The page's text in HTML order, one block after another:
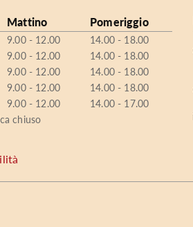
Mattino Pomeriggio
9.00 - 12.00
14.00 - 18.00
9.00 - 12.00
14.00 - 18.00
9.00 - 12.00
14.00 - 18.00
9.00 - 12.00
14.00 - 18.00
9.00 - 12.00
14.00 - 17.00
chiuso